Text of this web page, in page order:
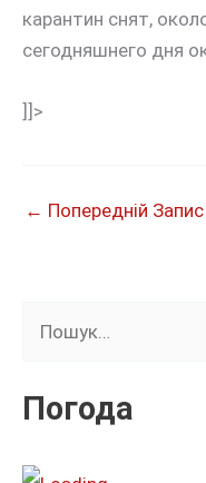
карантин снят,
сегодняшнего дня
]]>
← Попередній Запис
к
т
Погода